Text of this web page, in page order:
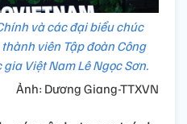
và các đại biểu chúc
viên Tập đoàn Công
Việt Nam Lê Ngọc Sơn.
Ảnh: Dương Giang-TTXVN